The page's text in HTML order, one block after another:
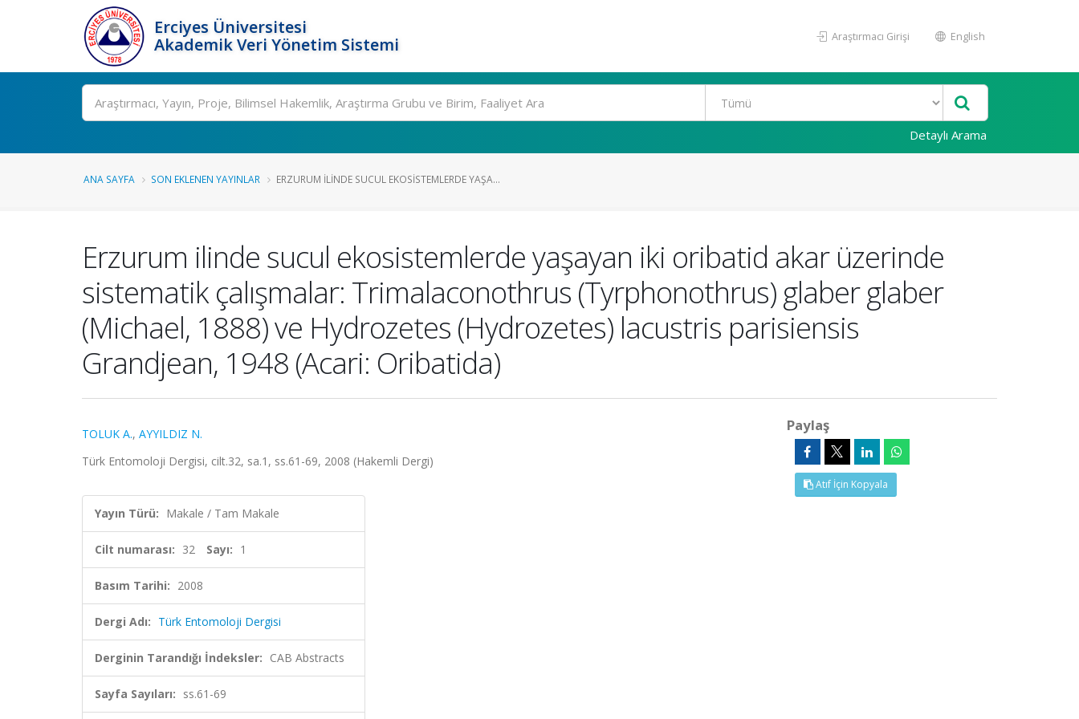
Erciyes Üniversitesi
Akademik Veri Yönetim Sistemi
Araştırmacı Girişi English
Ara
Detaylı Arama
ANA SAYFA SON EKLENEN YAYINLAR ERZURUM ILINDE SUCUL EKOSISTEMLERDE YAŞA...
Erzurum ilinde sucul ekosistemlerde yaşayan iki oribatid akar üzerinde
sistematik çalışmalar: Trimalaconothrus (Tyrphonothrus) glaber glaber
(Michael, 1888) ve Hydrozetes (Hydrozetes) lacustris parisiensis
Grandjean, 1948 (Acari: Oribatida)
TOLUK A., AYYILDIZ N.
Türk Entomoloji Dergisi, cilt.32, sa.1, ss.61-69, 2008 (Hakemli Dergi)
Yayın Türü: Makale / Tam Makale
Cilt numarası: 32 Sayı: 1
Basım Tarihi: 2008
Dergi Adı: Türk Entomoloji Dergisi
Derginin Tarandığı İndeksler: CAB Abstracts
Sayfa Sayıları: ss.61-69
Paylaş
Atıf İçin Kopyala